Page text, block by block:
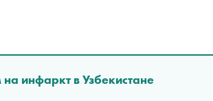
инфаркт в Узбекистане